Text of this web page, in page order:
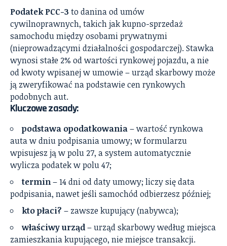
Podatek PCC-3 to danina od umów
cywilnoprawnych, takich jak kupno-sprzedaż
samochodu między osobami prywatnymi
(nieprowadzącymi działalności gospodarczej). Stawka
wynosi stałe 2% od wartości rynkowej pojazdu, a nie
od kwoty wpisanej w umowie – urząd skarbowy może
ją zweryfikować na podstawie cen rynkowych
podobnych aut.
Kluczowe zasady:
podstawa opodatkowania– wartość rynkowa
auta w dniu podpisania umowy; w formularzu
wpisujesz ją w polu 27, a system automatycznie
wylicza podatek w polu 47;
termin– 14 dni od daty umowy; liczy się data
podpisania, nawet jeśli samochód odbierzesz później;
kto płaci? – zawsze kupujący (nabywca);
właściwy urząd– urząd skarbowy według miejsca
zamieszkania kupującego, nie miejsce transakcji.